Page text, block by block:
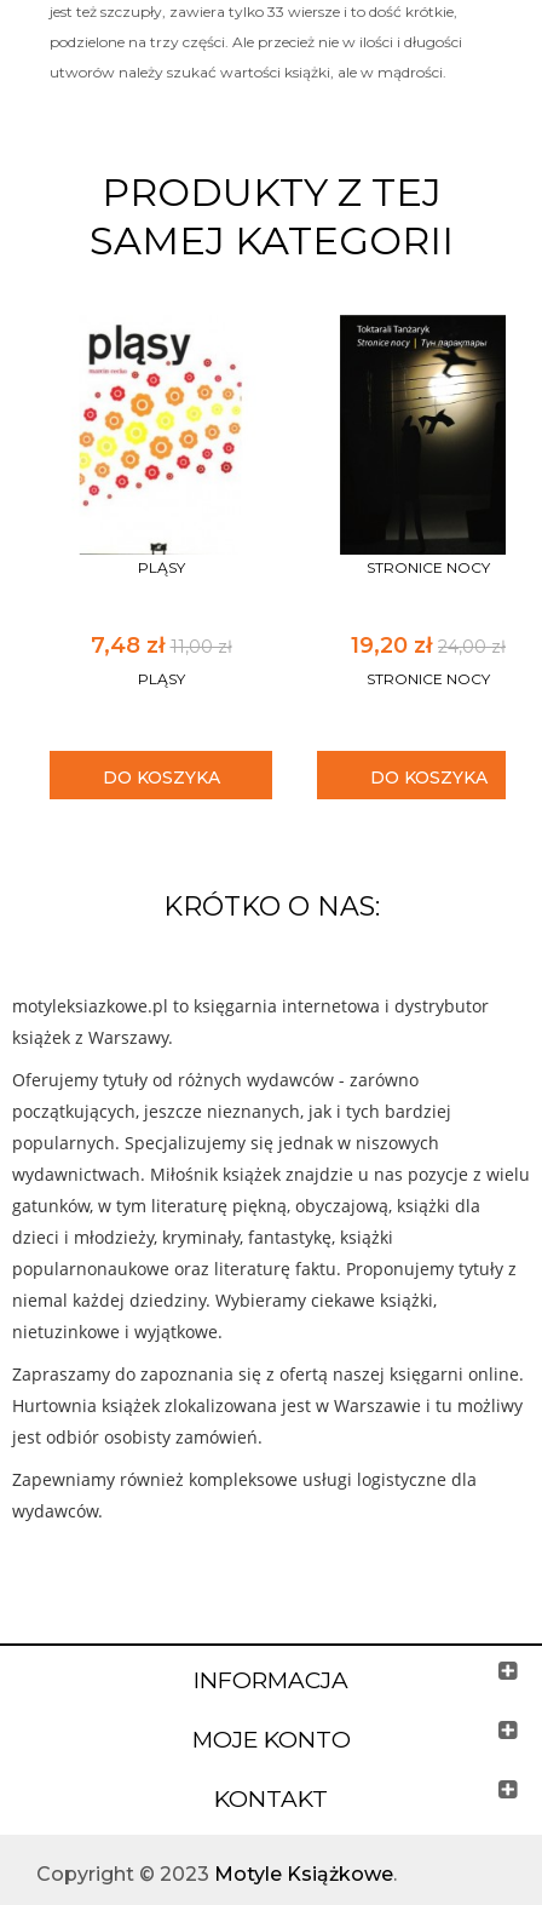
jest też szczupły, zawiera tylko 33 wiersze i to dość krótkie,
podzielone na trzy części. Ale przecież nie w ilości i długości
utworów należy szukać wartości książki, ale w mądrości.
PRODUKTY Z TEJ
SAMEJ KATEGORII
PLĄSY
7,48 zł11,00 zł
PLĄSY
DO KOSZYKA
STRONICE NOCY
19,20 zł 24,00 zł
STRONICE NOCY
DO KOSZYKA
KRÓTKO O NAS:
motyleksiazkowe.pl to księgarnia internetowa i dystrybutor
książek z Warszawy.
Oferujemy tytuły od różnych wydawców - zarówno
początkujących, jeszcze nieznanych, jak i tych bardziej
popularnych. Specjalizujemy się jednak w niszowych
wydawnictwach. Miłośnik książek znajdzie u nas pozycje z wielu
gatunków, w tym literaturę piękną, obyczajową, książki dla
dzieci i młodzieży, kryminały, fantastykę, książki
popularnonaukowe oraz literaturę faktu. Proponujemy tytuły z
niemal każdej dziedziny. Wybieramy ciekawe książki,
nietuzinkowe i wyjątkowe.
Zapraszamy do zapoznania się z ofertą naszej księgarni online.
Hurtownia książek zlokalizowana jest w Warszawie i tu możliwy
jest odbiór osobisty zamówień.
Zapewniamy również kompleksowe usługi logistyczne dla
wydawców.
INFORMACJA
MOJE KONTO
KONTAKT
Copyright © 2023 Motyle Książkowe.